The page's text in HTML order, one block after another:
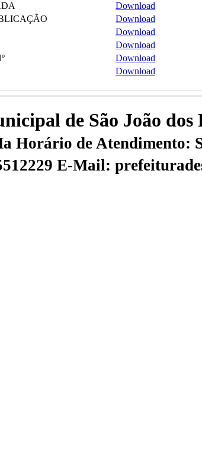
Download
Download
Download
Download
Download
Download
de São João dos
Horário de Atendimento:
E-Mail: